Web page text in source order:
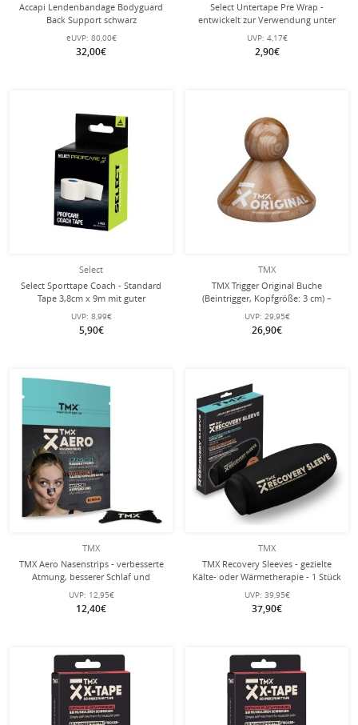
Accapi Lendenbandage Bodyguard
Back Support schwarz
eUVP: 80,00€
32,00€
Select Untertape Pre Wrap -
entwickelt zur Verwendung unter
Tape, schützt Haut vor Klebstoff
und Hautirritationen - 1 Stück
UVP: 4,17€
2,90€
Select
Select Sporttape Coach - Standard
Tape 3,8cm x 9m mit guter
Klebekraft - 2er Pack
UVP: 8,99€
5,90€
TMX
TMX Trigger Original Buche
(Beintrigger, Kopfgröße: 3 cm) –
ideal für den unteren Körperbereich
UVP: 29,95€
26,90€
TMX
TMX Aero Nasenstrips - verbesserte
Atmung, besserer Schlaf und
Regeneration - 20 Stück
UVP: 12,95€
12,40€
TMX
TMX Recovery Sleeves - gezielte
Kälte- oder Wärmetherapie - 1 Stück
UVP: 39,95€
37,90€